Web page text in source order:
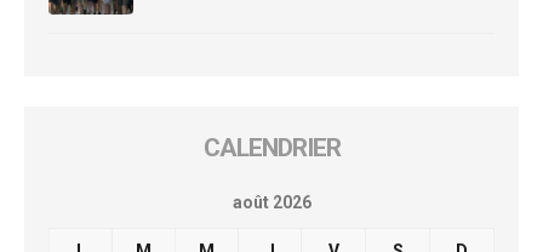
CALENDRIER
août 2026